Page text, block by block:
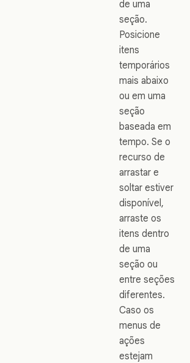
de uma
seção.
Posicione
itens
temporários
mais abaixo
ou em uma
seção
baseada em
tempo. Se o
recurso de
arrastar e
soltar estiver
disponível,
arraste os
itens dentro
de uma
seção ou
entre seções
diferentes.
Caso os
menus de
ações
estejam